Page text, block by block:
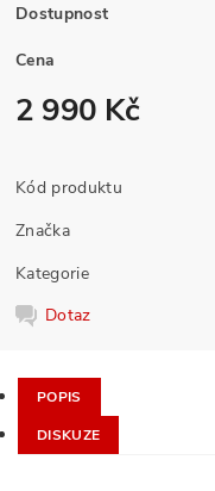
Dostupnost
Cena
2 990 Kč
Kód produktu
Značka
Kategorie
Dotaz
POPIS
DISKUZE